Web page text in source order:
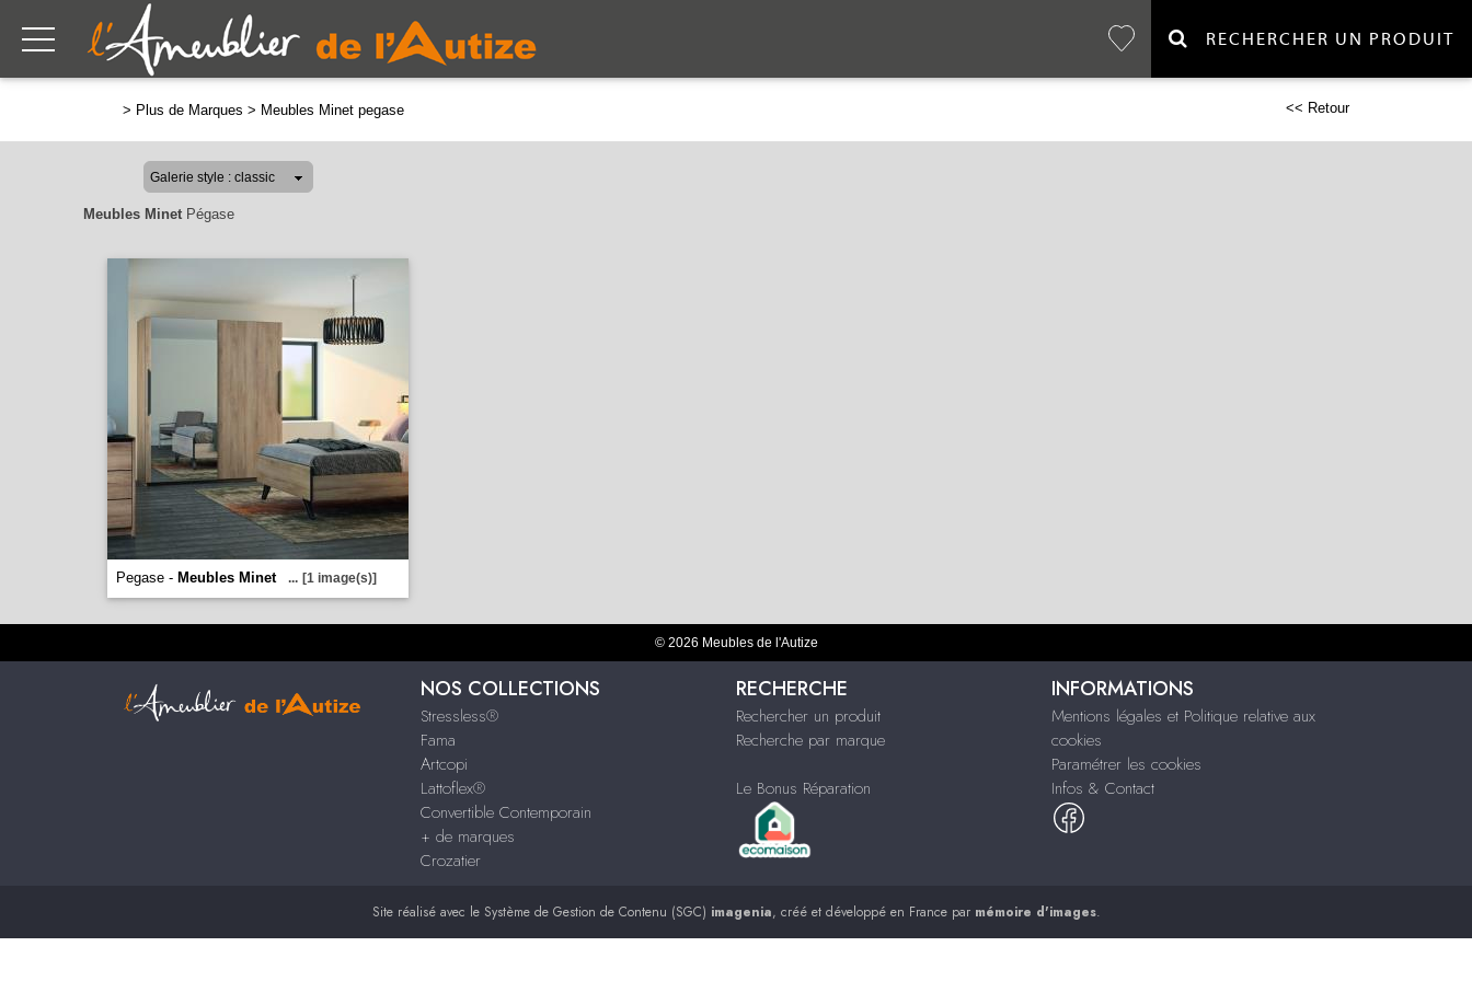
RECHERCHER UN PRODUIT
> Plus de Marques > Meubles Minet pegase << Retour
Meubles Minet Pégase
Pegase - Meubles Minet ... [1 image(s)]
© 2026 Meubles de l'Autize
NOS COLLECTIONS
Stressless®
Fama
Artcopi
Lattoflex®
Convertible Contemporain
+ de marques
Crozatier
RECHERCHE
Rechercher un produit
Recherche par marque
Le Bonus Réparation
INFORMATIONS
Mentions légales et Politique relative aux
cookies
Paramétrer les cookies
Infos & Contact
Site réalisé avec le Système de Gestion de Contenu (SGC) imagenia, créé et développé en France par mémoire d'images.